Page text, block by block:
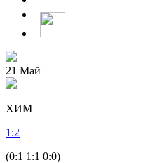
21 Май
ХИМ
1 :2
(0:1 1:1 0:0)